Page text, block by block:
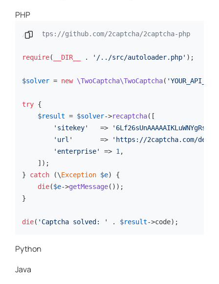
PHP
// https://github.com/2captcha/2captcha-php
require( __DIR__ . '/../src/autoloader.php' );
$solver = new \TwoCaptcha\TwoCaptcha(
try {
$result = $solver->recaptcha([
'sitekey'
   =>
'url'
       =>
'https://2captcha.com/
'enterprise'
=> 1 ,
    ]);
} catch (\Exception $e) {
die($e->getMessage());
}
die( 'Captcha solved: ' . $result->code);
نسخ المقطع البرمجي
Python
Java